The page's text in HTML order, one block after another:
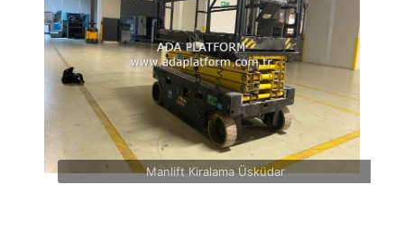
Manlift Kiralama Üsküdar